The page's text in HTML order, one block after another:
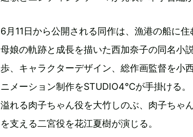
6月11日から公開される同作は、漁港の船に
母娘の軌跡と成長を描いた西加奈子の同名小
歩、キャラクターデザイン、総作画監督を小
ニメーション制作をSTUDIO4℃が手掛ける。
溢れる肉子ちゃん役を大竹しのぶ、肉子ちゃ
を支える二宮役を花江夏樹が演じる。